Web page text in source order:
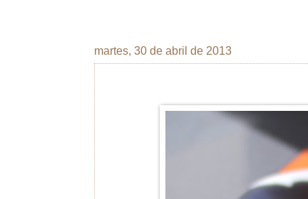
martes, 30 de abril de 2013